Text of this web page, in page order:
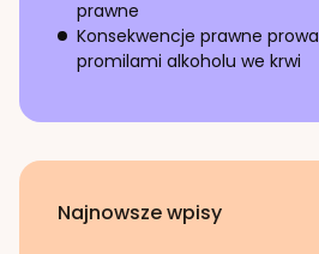
prawne
Konsekwencje prawne
promilami alkoholu we krwi
Najnowsze wpisy